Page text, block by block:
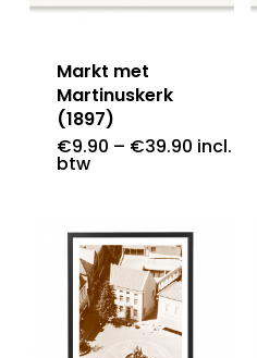
Markt met
Martinuskerk
(1897)
€9.90 – €39.90 incl.
btw